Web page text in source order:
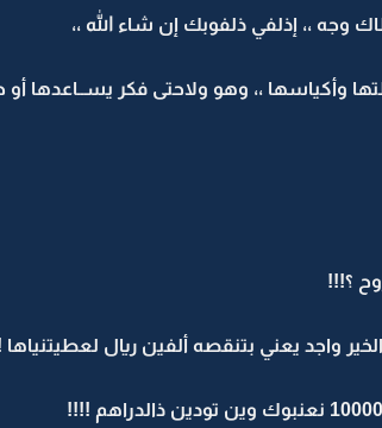
،، إذلفي ذلفوبك إن شاء الله ،،
وأكياسها ،، وهو ولاحتى فكر يســاعدها أو
؟!!!
واجد يعني بتنقصه ألفين ريال لعطيتنياها